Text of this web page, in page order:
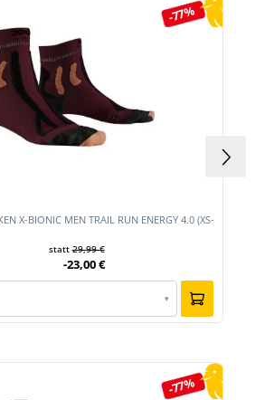
-77%
X-BIONIC MEN TRAIL RUN ENERGY 4.0 (XS-
statt29,99 €
-23,00 €
▾
-77%